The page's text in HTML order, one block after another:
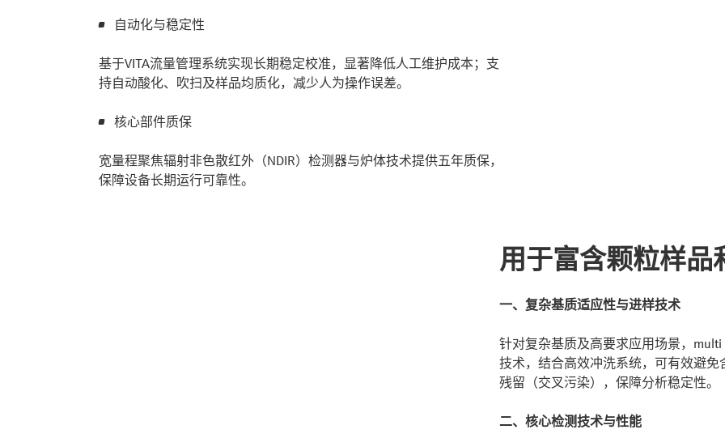
自动化与稳定性
基于VITA流量管理系统实现长期稳定校准，显著降低人工维护成本；支
持自动酸化、吹扫及样品均质化，减少人为操作误差。
核心部件质保
宽量程聚焦辐射非色散红外（NDIR）检测器与炉体技术提供五年质保，
保障设备长期运行可靠性。
用于富含颗粒样品
一、复杂基质适应性与进样技术
针对复杂基质及高要求应用场景，
技术，结合高效冲洗系统，可有效避
残留（交叉污染），保障分析稳定性。
二、核心检测技术与性能